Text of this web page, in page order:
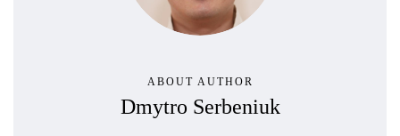
ABOUT AUTHOR
Dmytro Serbeniuk